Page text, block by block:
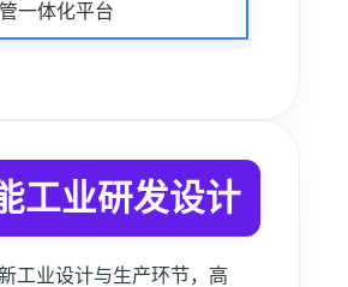
一体化平台
工业研发设计
工业设计与生产环节，高